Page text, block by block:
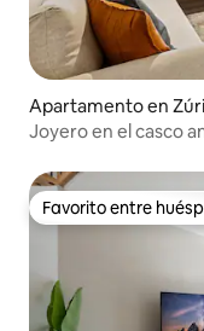
Apartamento en
Joyero en el casco
Favorito entre
Favorito entre